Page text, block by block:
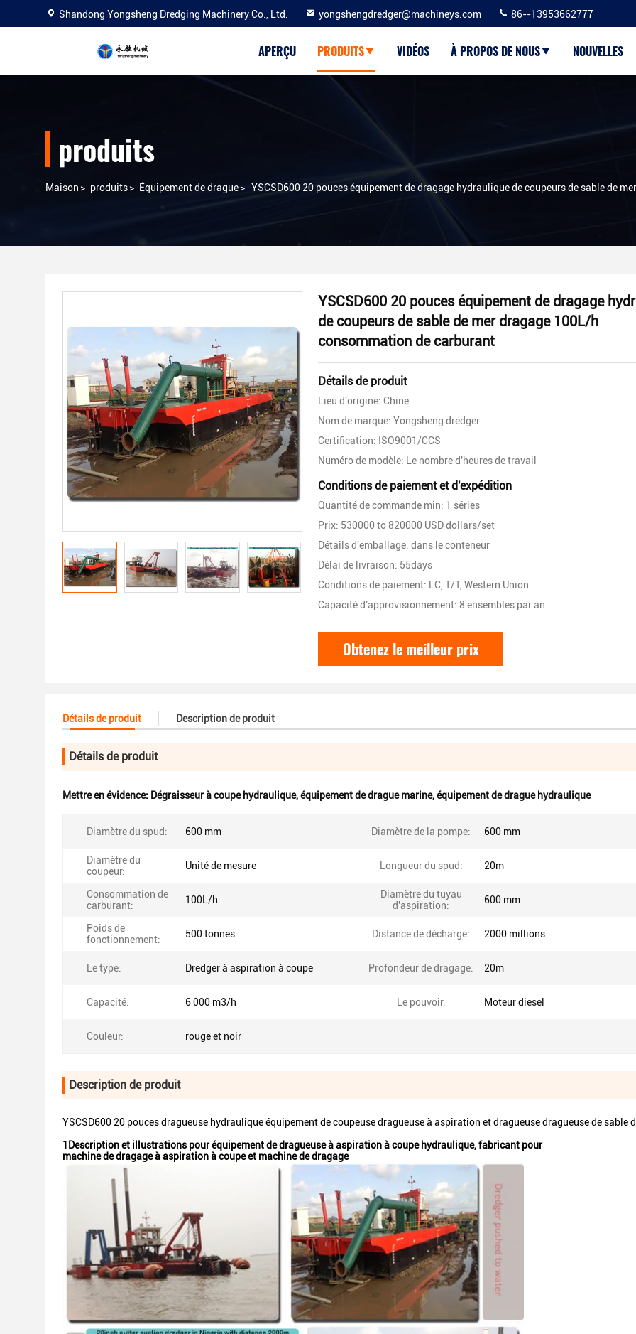
Shandong Yongsheng Dredging Machinery Co., Ltd. yongshengdredger@machineys.com 86--13953662777
APERÇU PRODUITS VIDÉOS À PROPOS DE NOUS NOUVELLES
produits
Maison > produits> Équipement de drague> YSCSD600 20 pouces équipement de dragage hydraulique de coupeurs de sable de
YSCSD600 20 pouces équipement de dragage
de coupeurs de sable de mer dragage 100L/h
consommation de carburant
Détails de produit
Lieu d'origine: Chine
Nom de marque: Yongsheng dredger
Certification: ISO9001/CCS
Numéro de modèle: Le nombre d'heures de travail
Conditions de paiement et d'expédition
Quantité de commande min: 1 séries
Prix: 530000 to 820000 USD dollars/set
Détails d'emballage: dans le conteneur
Délai de livraison: 55days
Conditions de paiement: LC, T/T, Western Union
Capacité d'approvisionnement: 8 ensembles par an
Obtenez le meilleur prix
Détails de produit Description de produit
Détails de produit
Mettre en évidence: Dégraisseur à coupe hydraulique,équipement de drague marine,équipement de drague hydraulique
Diamètre du spud: 600 mm Diamètre de la pompe: 600 mm
Diamètre du
coupeur:
Unité de mesure Longueur du spud: 20m
Consommation de
carburant:
100L/h
Diamètre du tuyau
d'aspiration:
600 mm
Poids de
fonctionnement:
500 tonnes Distance de décharge: 2000 millions
Le type: Dredger à aspiration à coupe Profondeur de dragage: 20m
Capacité: 6 000 m3/h Le pouvoir: Moteur diesel
Couleur: rouge et noir
Description de produit
YSCSD600 20 pouces dragueuse hydraulique équipement de coupeuse dragueuse à aspiration et dragueuse dragueuse de sable
1Description et illustrations pour équipement de dragueuse à aspiration à coupe hydraulique, fabricant pour
machine de dragage à aspiration à coupe et machine de dragage